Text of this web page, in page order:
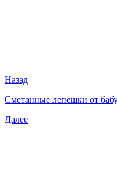
Назад
Сметанные лепешки от
Далее